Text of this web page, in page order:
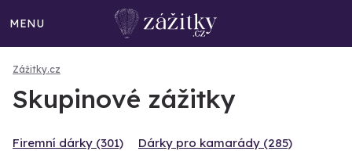
MENU
Zážitky.cz
Skupinové zážitky
Firemní dárky (301)
Dárky pro kamarády (285)